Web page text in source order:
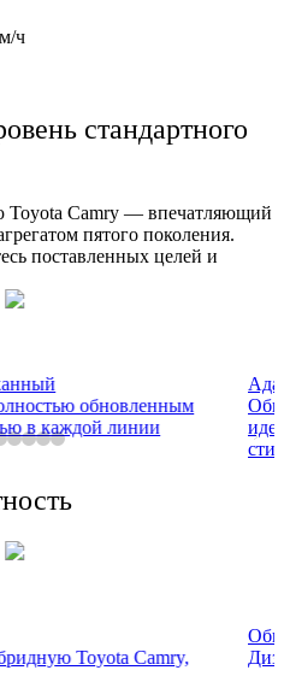
ч
стандартного
Toyota Camry — впечатляющий
пятого поколения.
поставленных целей и
обновленным
в каждой линии
Toyota Camry,